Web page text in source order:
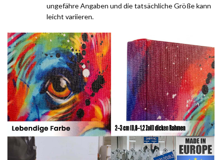
ungefähre Angaben und die tatsächliche Größe kann
leicht variieren.